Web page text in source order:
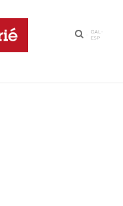
·
GAL-
ESP